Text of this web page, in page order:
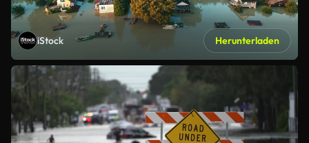
iStock Herunterladen